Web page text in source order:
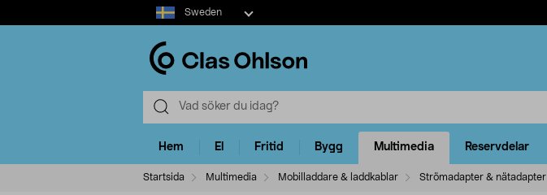
Select
market
Sweden
Hem El Fritid Bygg Multimedia Reservdelar
Startsida Multimedia Mobilladdare & laddkablar Strömadapter & nätadapter